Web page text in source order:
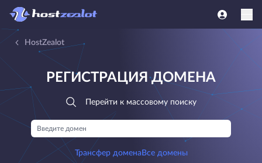
HostZealot
РЕГИСТРАЦИЯ ДОМЕНА
Перейти к массовому поиску
Трансфер домена Все домены